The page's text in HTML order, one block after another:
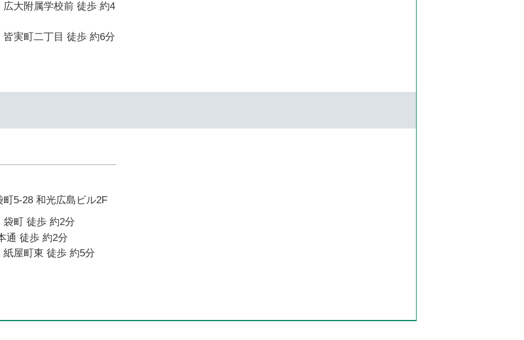
大附属学校前 徒歩 約4
実町二丁目 徒歩 約6分
5-28 和光広島ビル2F
町 徒歩 約2分
通 徒歩 約2分
屋町東 徒歩 約5分